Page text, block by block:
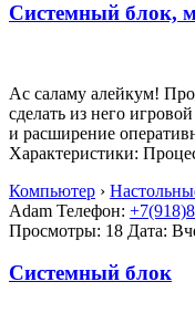
Системный блок,
Ас саламу алейкум!
сделать из него
и расширение
Характеристики:
Компьютер ›
Adam Телефон:
Просмотры: 18 Дата:
Системный блок